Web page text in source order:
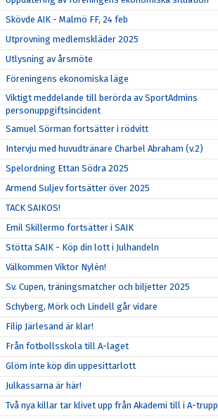
Skövde AIK - Malmö FF, 24 feb
Utprovning medlemskläder 2025
Utlysning av årsmöte
Föreningens ekonomiska läge
Viktigt meddelande till berörda av SportAdmins
personuppgiftsincident
Samuel Sörman fortsätter i rödvitt
Intervju med huvudtränare Charbel Abraham (v.2)
Spelordning Ettan Södra 2025
Armend Suljev fortsätter över 2025
TACK SAIKOS!
Emil Skillermo fortsätter i SAIK
Stötta SAIK - Köp din lott i Julhandeln
Välkommen Viktor Nylén!
Sv. Cupen, träningsmatcher och biljetter 2025
Schyberg, Mörk och Lindell går vidare
Filip Järlesand är klar!
Från fotbollsskola till A-laget
Glöm inte köp din uppesittarlott
Julkassarna är här!
Två nya killar tar klivet upp från Akademi till i A-trupp